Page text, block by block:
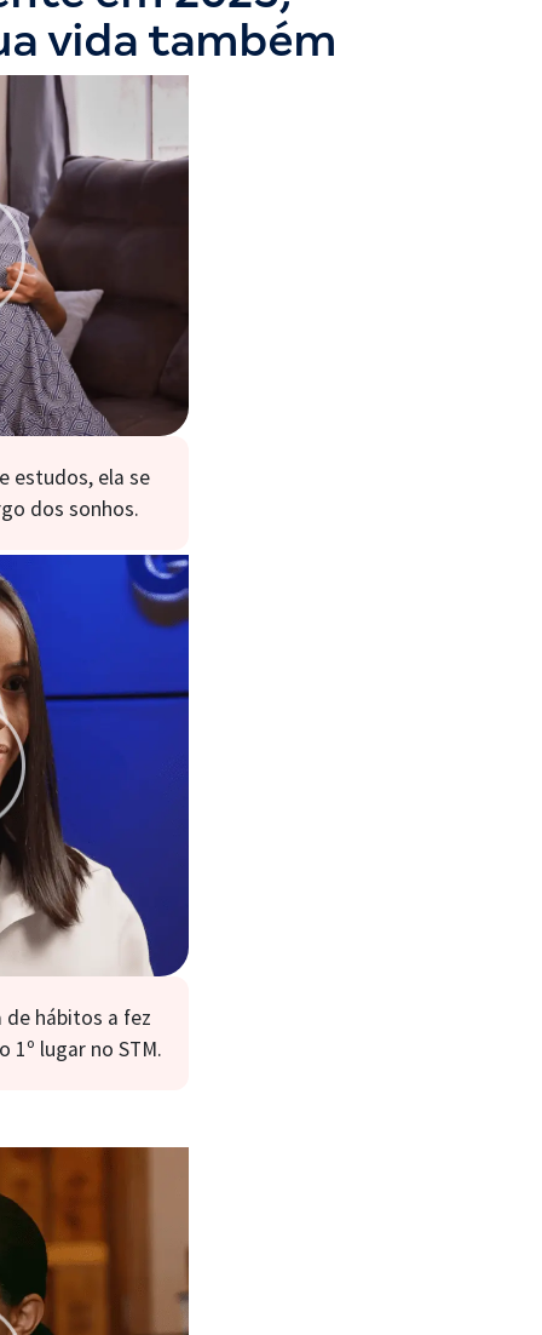
vida também
estudos, ela se
dos sonhos.
de hábitos a fez
1º lugar no STM.